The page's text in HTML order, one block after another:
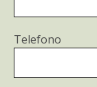
Telefono